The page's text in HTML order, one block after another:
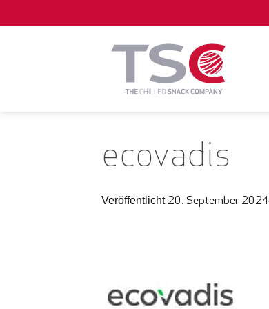
Inhalt
ecovadis
Veröffentlicht 20. September 2024